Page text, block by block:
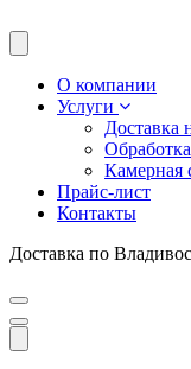
О компании
Услуги
Доставка
Камерная
Прайс-лист
Контакты
Доставка по